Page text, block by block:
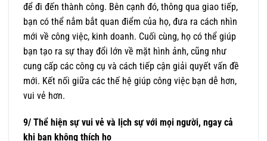
để đi đến thành công. Bên cạnh đó, thông qua giao tiếp,
bạn có thể nắm bắt quan điểm của họ, đưa ra cách nhìn
mới về công việc, kinh doanh. Cuối cùng, họ có thể giúp
bạn tạo ra sự thay đổi lớn về mặt hình ảnh, cũng như
cung cấp các công cụ và cách tiếp cận giải quyết vấn đề
mới. Kết nối giữa các thế hệ giúp công việc bạn dễ hơn,
vui vẻ hơn.
9/ Thể hiện sự vui vẻ và lịch sự với mọi người, ngay cả
khi bạn không thích họ